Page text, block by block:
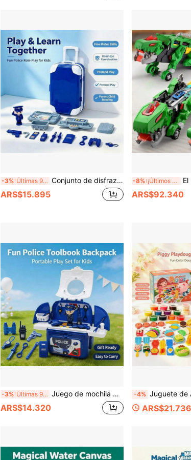
-3% Últimas 9 hrs Conjunto de disfraz de policía realista para niños con maleta con ruedas, juego completo de accesorios de policía que incluye walkie-talkie, binoculares, pistola de juguete, figura de policía, maleta portátil con ruedas para almacenamiento, juego de rol de tareas del hogar, regalo sorpresa para cumpleaños, 1 de junio, Navidad, Año Nuevo
ARS$15.895
-8% ¡Últimos 2 días El mejor coche de carreras
ARS$92.340
-3% Últimas 9 hrs Juego de mochila de almacenamiento de policía realista para niños, consola portátil multifuncional de aplicación de la ley, juego completo de accesorios de policía con almacenamiento, juego de rol interactivo entre padres e hijos, adecuado para niños y niñas, regalo ideal para cumpleaños, Día del Niño, Navidad, Año Nuevo, juguete educativo portátil de juego de rol para jugar en casa y al aire libre
ARS$14.320
-4% Juguete de Arcilla Piggy Creador de Fideos 43 piezas para Niños DIY, Arcilla Suave con Varios Moldes de Comida, Puede Hacer
ARS$21.736